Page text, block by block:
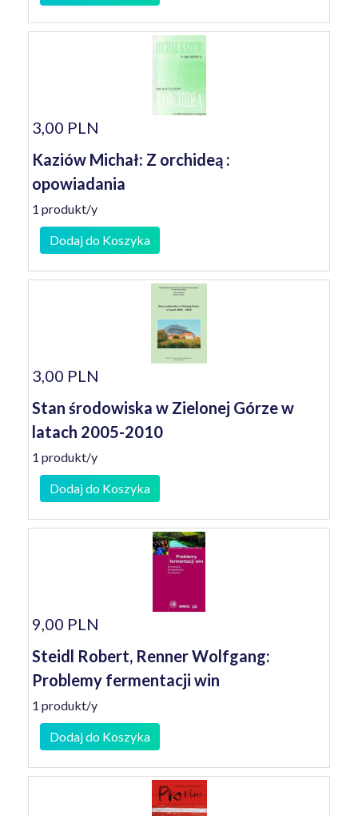
3,00 PLN
Kaziów Michał: Z orchideą :
opowiadania
1 produkt/y
Dodaj do Koszyka
3,00 PLN
Stan środowiska w Zielonej Górze w
latach 2005-2010
1 produkt/y
Dodaj do Koszyka
9,00 PLN
Steidl Robert, Renner Wolfgang:
Problemy fermentacji win
1 produkt/y
Dodaj do Koszyka